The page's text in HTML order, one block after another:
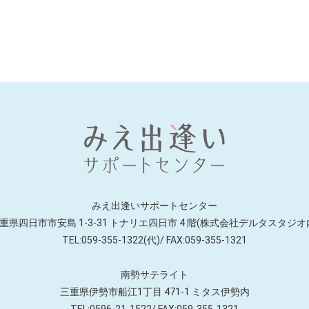
みえ出逢いサポートセンター
県四日市市安島 1-3-31 トナリエ四日市 4 階(株式会社デルタスタジオ
TEL:059-355-1322(代)/ FAX:059-355-1321
南勢サテライト
三重県伊勢市船江1丁目 471-1 ミタス伊勢内